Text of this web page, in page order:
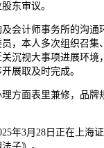
东审议。
计师事务所的沟通
，本人多次组织召集
沉视大事项进展环
展取及时完成。
面表里兼修，品牌规
3月28日正在上海证